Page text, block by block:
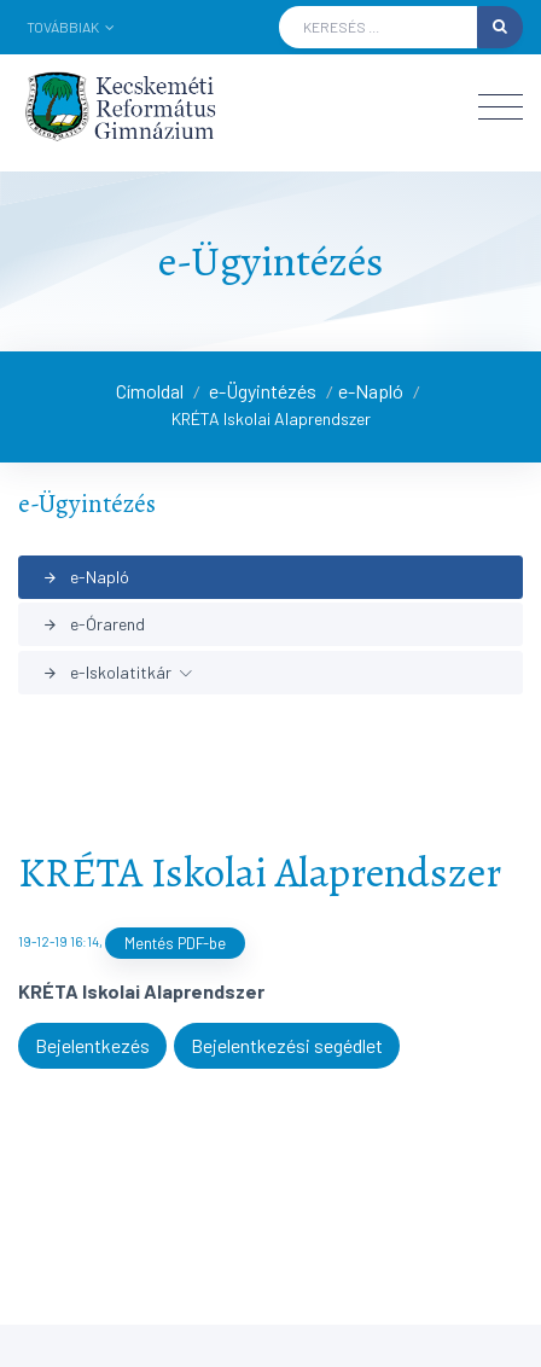
TOVÁBBIAK
e-Ügyintézés
Címoldal / e-Ügyintézés / e-Napló /
KRÉTA Iskolai Alaprendszer
e-Ügyintézés
arrow_forward e-Napló
arrow_forward e-Órarend
arrow_forward e-Iskolatitkár
KRÉTA Iskolai Alaprendszer
19-12-19 16:14, Mentés PDF-be
KRÉTA Iskolai Alaprendszer
Bejelentkezés Bejelentkezési segédlet